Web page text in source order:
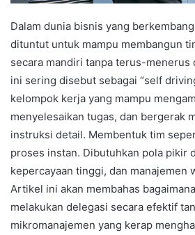
Dalam dunia bisnis yang
dituntut untuk mampu membangun
secara mandiri tanpa terus-menerus
ini sering disebut sebagai “self
kelompok kerja yang mampu
menyelesaikan tugas, dan bergerak
instruksi detail. Membentuk tim
proses instan. Dibutuhkan pola pikir
kepercayaan tinggi, dan manajemen
Artikel ini akan membahas
melakukan delegasi secara efektif
mikromanajemen yang kerap